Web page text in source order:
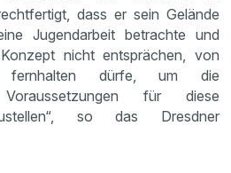
dass er sein Gelände
Jugendarbeit betrachte und
nicht entsprächen, von
fernhalten dürfe, um die
Voraussetzungen für diese
so das Dresdner